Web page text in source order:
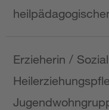
Erzieherin /